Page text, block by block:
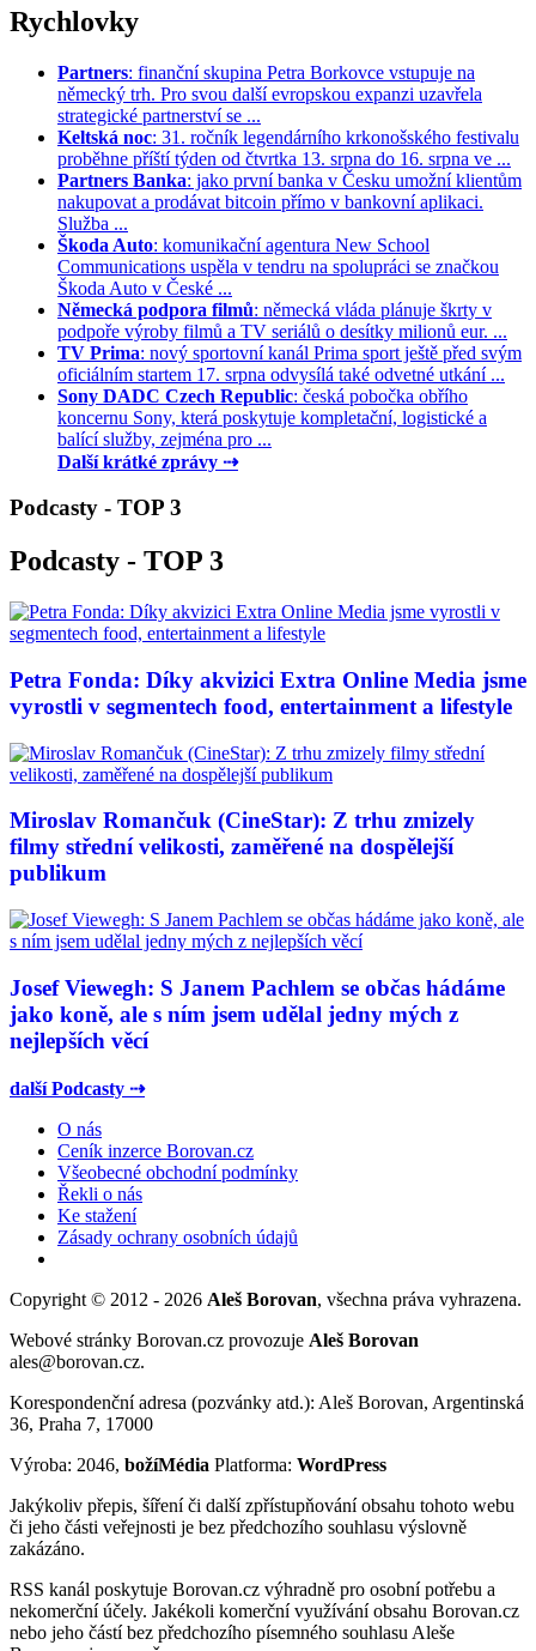
Rychlovky
Partners: finanční skupina Petra Borkovce vstupuje na
německý trh. Pro svou další evropskou expanzi uzavřela
strategické partnerství se ...
Keltská noc: 31. ročník legendárního krkonošského festivalu
proběhne příští týden od čtvrtka 13. srpna do 16. srpna ve ...
Partners Banka: jako první banka v Česku umožní klientům
nakupovat a prodávat bitcoin přímo v bankovní aplikaci.
Služba ...
Škoda Auto: komunikační agentura New School
Communications uspěla v tendru na spolupráci se značkou
Škoda Auto v České ...
Německá podpora filmů: německá vláda plánuje škrty v
podpoře výroby filmů a TV seriálů o desítky milionů eur. ...
TV Prima: nový sportovní kanál Prima sport ještě před svým
oficiálním startem 17. srpna odvysílá také odvetné utkání ...
Sony DADC Czech Republic: česká pobočka obřího
koncernu Sony, která poskytuje kompletační, logistické a
balící služby, zejména pro ...
Další krátké zprávy ⇢
Podcasty - TOP 3
Podcasty - TOP 3
Petra Fonda: Díky akvizici Extra Online Media jsme
vyrostli v segmentech food, entertainment a lifestyle
Miroslav Romančuk (CineStar): Z trhu zmizely
filmy střední velikosti, zaměřené na dospělejší
publikum
Josef Viewegh: S Janem Pachlem se občas hádáme
jako koně, ale s ním jsem udělal jedny mých z
nejlepších věcí
další Podcasty ⇢
O nás
Ceník inzerce Borovan.cz
Všeobecné obchodní podmínky
Řekli o nás
Ke stažení
Zásady ochrany osobních údajů
Copyright © 2012 - 2026 Aleš Borovan, všechna práva vyhrazena.
Webové stránky Borovan.cz provozuje Aleš Borovan
ales@borovan.cz.
Korespondenční adresa (pozvánky atd.): Aleš Borovan, Argentinská
36, Praha 7, 17000
Výroba: 2046, božíMédia Platforma: WordPress
Jakýkoliv přepis, šíření či další zpřístupňování obsahu tohoto webu
či jeho části veřejnosti je bez předchozího souhlasu výslovně
zakázáno.
RSS kanál poskytuje Borovan.cz výhradně pro osobní potřebu a
nekomerční účely. Jakékoli komerční využívání obsahu Borovan.cz
nebo jeho částí bez předchozího písemného souhlasu Aleše